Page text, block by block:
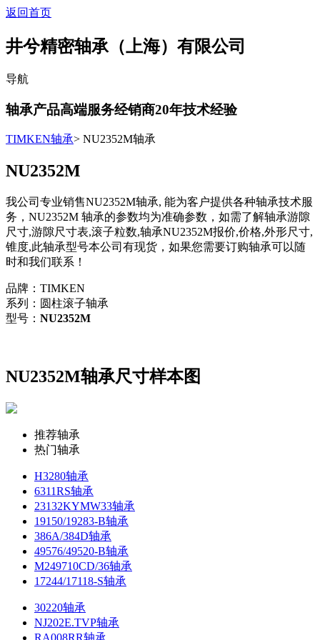
返回首页
井兮精密轴承（上海）有限公司
导航
轴承产品高端服务经销商20年技术经验
TIMKEN轴承> NU2352M轴承
NU2352M
我公司专业销售NU2352M轴承, 能为客户提供各种轴承技术服
务，NU2352M 轴承的参数均为准确参数，如需了解轴承游隙
尺寸,游隙尺寸表,滚子粒数,轴承NU2352M报价,价格,外形尺寸,
锥度,此轴承型号本公司有现货，如果您需要订购轴承可以随
时和我们联系！
品牌：TIMKEN
系列：圆柱滚子轴承
型号： NU2352M
NU2352M轴承尺寸样本图
推荐轴承
热门轴承
H3280轴承
6311RS轴承
23132KYMW33轴承
19150/19283-B轴承
386A/384D轴承
49576/49520-B轴承
M249710CD/36轴承
17244/17118-S轴承
30220轴承
NJ202E.TVP轴承
RA008RR轴承